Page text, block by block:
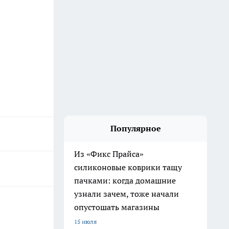
Популярное
Из «Фикс Прайса»
силиконовые коврики тащу
пачками: когда домашние
узнали зачем, тоже начали
опустошать магазины
15 июля